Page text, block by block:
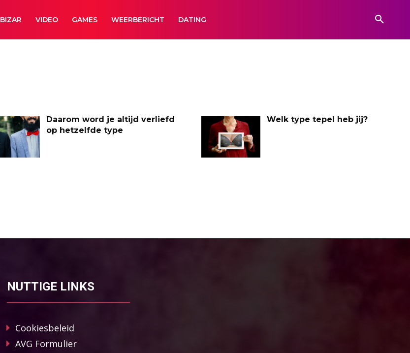
BIZAR VIDEO GAMES WEERBERICHT DATING
Daarom word je altijd verliefd
op hetzelfde type
Welk type tepel heb jij?
NUTTIGE LINKS
Cookiesbeleid
AVG Formulier